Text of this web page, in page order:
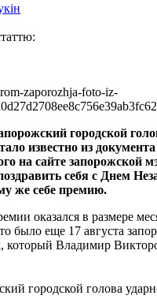
городской
известно из документа
на сайте запорожской
себя с Днем
же себе премию.
оказался в размере
было еще 17 августа
который Владимир
городской голова